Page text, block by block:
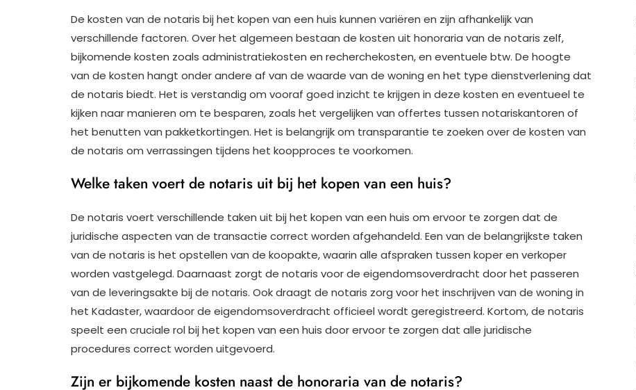
De kosten van de notaris bij het kopen van een huis kunnen variëren en zijn afhankelijk van
verschillende factoren. Over het algemeen bestaan de kosten uit honoraria van de notaris zelf,
bijkomende kosten zoals administratiekosten en recherchekosten, en eventuele btw. De hoogte
van de kosten hangt onder andere af van de waarde van de woning en het type dienstverlening dat
de notaris biedt. Het is verstandig om vooraf goed inzicht te krijgen in deze kosten en eventueel te
kijken naar manieren om te besparen, zoals het vergelijken van offertes tussen notariskantoren of
het benutten van pakketkortingen. Het is belangrijk om transparantie te zoeken over de kosten van
de notaris om verrassingen tijdens het koopproces te voorkomen.
Welke taken voert de notaris uit bij het kopen van een huis?
De notaris voert verschillende taken uit bij het kopen van een huis om ervoor te zorgen dat de
juridische aspecten van de transactie correct worden afgehandeld. Een van de belangrijkste taken
van de notaris is het opstellen van de koopakte, waarin alle afspraken tussen koper en verkoper
worden vastgelegd. Daarnaast zorgt de notaris voor de eigendomsoverdracht door het passeren
van de leveringsakte bij de notaris. Ook draagt de notaris zorg voor het inschrijven van de woning in
het Kadaster, waardoor de eigendomsoverdracht officieel wordt geregistreerd. Kortom, de notaris
speelt een cruciale rol bij het kopen van een huis door ervoor te zorgen dat alle juridische
procedures correct worden uitgevoerd.
Zijn er bijkomende kosten naast de honoraria van de notaris?